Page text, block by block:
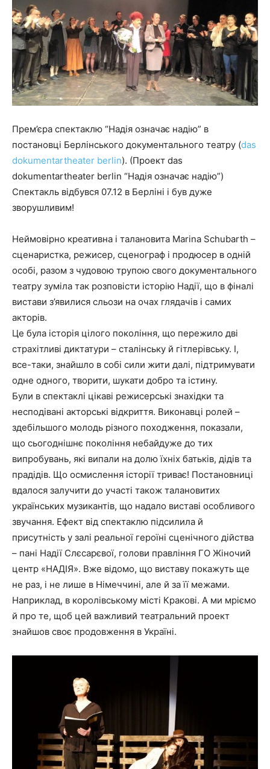
"НАДІЯ"
Прем’єра спектаклю “Надія означає надію” в
постановці Берлінського документального театру (das
dokumentartheater berlin). (Проект das
dokumentartheater berlin “Надія означає надію”)
Спектакль відбувся 07.12 в Берліні і був дуже
зворушливим!
Неймовірно креативна і талановита Marina Schubarth –
сценаристка, режисер, сценограф і продюсер в одній
особі, разом з чудовою трупою свого документального
театру зуміла так розповісти історію Надії, що в фіналі
вистави з’явилися сльози на очах глядачів і самих
акторів.
Це була історія цілого покоління, що пережило дві
страхітливі диктатури – сталінську й гітлерівську. І,
все-таки, знайшло в собі сили жити далі, підтримувати
одне одного, творити, шукати добро та істину.
Були в спектаклі цікаві режисерські знахідки та
несподівані акторські відкриття. Виконавці ролей –
здебільшого молодь різного походження, показали,
що сьогоднішнє покоління небайдуже до тих
випробувань, які випали на долю їхніх батьків, дідів та
прадідів. Що осмислення історії триває! Постановниці
вдалося залучити до участі також талановитих
українських музикантів, що надало виставі особливого
звучання. Ефект від спектаклю підсилила й
присутність у залі реальної героїні сценічного дійства
– пані Надії Слєсарєвої, голови правління ГО Жіночий
центр «НАДІЯ». Вже відомо, що виставу покажуть ще
не раз, і не лише в Німеччині, але й за її межами.
Наприклад, в королівському місті Кракові. А ми мріємо
й про те, щоб цей важливий театральний проект
знайшов своє продовження в Україні.